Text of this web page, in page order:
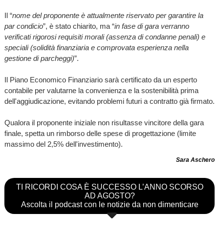
Il “nome del proponente è attualmente riservato per garantire la
par condicio”, è stato chiarito, ma “in fase di gara verranno
verificati rigorosi requisiti morali (assenza di condanne penali) e
speciali (solidità finanziaria e comprovata esperienza nella
gestione di parcheggi)”.
Il Piano Economico Finanziario sarà certificato da un esperto
contabile per valutarne la convenienza e la sostenibilità prima
dell'aggiudicazione, evitando problemi futuri a contratto già firmato.
Qualora il proponente iniziale non risultasse vincitore della gara
finale, spetta un rimborso delle spese di progettazione (limite
massimo del 2,5% dell'investimento).
Sara Aschero
TI RICORDI COSA È SUCCESSO L’ANNO SCORSO
AD AGOSTO?
Ascolta il podcast con le notizie da non dimenticare